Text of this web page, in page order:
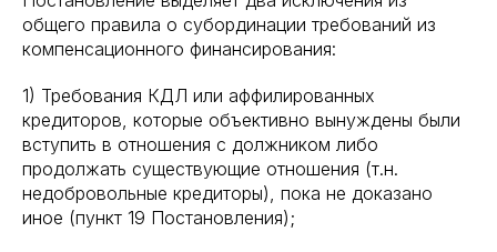
общего правила о субординации требований из
компенсационного финансирования:
1) Требования КДЛ или аффилированных
кредиторов, которые объективно вынуждены были
вступить в отношения с должником либо
продолжать существующие отношения (т.н.
недобровольные кредиторы), пока не доказано
иное (пункт 19 Постановления);